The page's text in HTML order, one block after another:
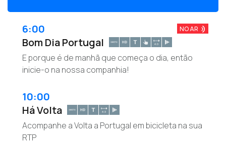
6:00
Bom Dia Portugal
E porque é de manhã que começa o dia, então
inicie-o na nossa companhia!
NO AR
10:00
Há Volta
Acompanhe a Volta a Portugal em bicicleta na sua
RTP